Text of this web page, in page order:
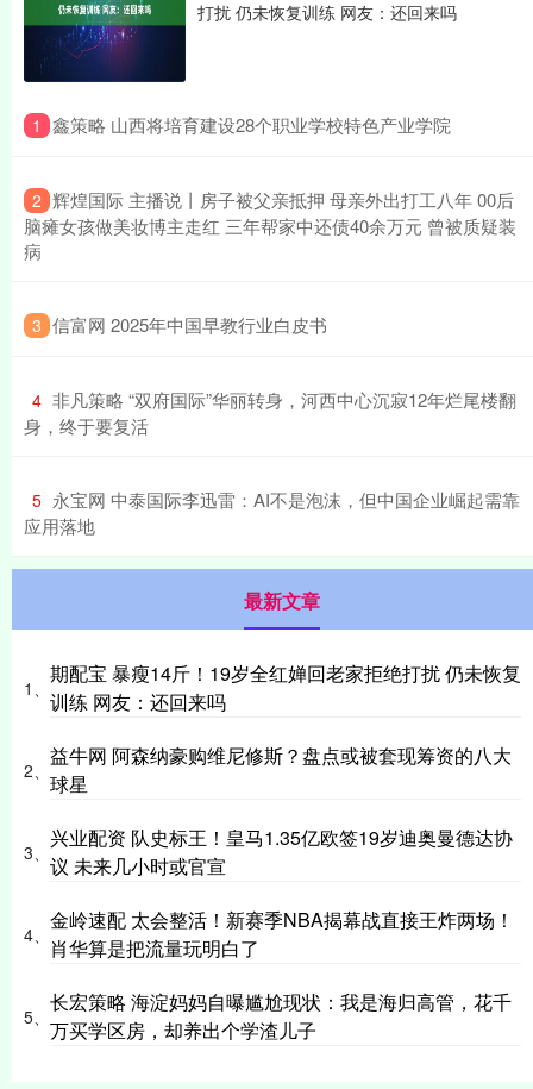
打扰 仍未恢复训练 网友：还回来吗
1 ​鑫策略 山西将培育建设28个职业学校特色产业学院
2 ​辉煌国际 主播说丨房子被父亲抵押 母亲外出打工八年 00后
脑瘫女孩做美妆博主走红 三年帮家中还债40余万元 曾被质疑装
病
3 ​信富网 2025年中国早教行业白皮书
4 ​非凡策略 “双府国际”华丽转身，河西中心沉寂12年烂尾楼翻
身，终于要复活
5 ​永宝网 中泰国际李迅雷：AI不是泡沫，但中国企业崛起需靠
应用落地
最新文章
1、
期配宝 暴瘦14斤！19岁全红婵回老家拒绝打扰 仍未恢复
训练 网友：还回来吗
2、
益牛网 阿森纳豪购维尼修斯？盘点或被套现筹资的八大
球星
3、
兴业配资 队史标王！皇马1.35亿欧签19岁迪奥曼德达协
议 未来几小时或官宣
4、
金岭速配 太会整活！新赛季NBA揭幕战直接王炸两场！
肖华算是把流量玩明白了
5、
长宏策略 海淀妈妈自曝尴尬现状：我是海归高管，花千
万买学区房，却养出个学渣儿子